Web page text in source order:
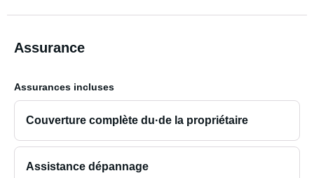
Assurance
Assurances incluses
Couverture complète du·de la propriétaire
Assistance dépannage